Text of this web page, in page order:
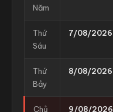
Năm
Thứ
Sáu
7/08/2026
Thứ
Bảy
8/08/2026
Chủ
9/08/2026